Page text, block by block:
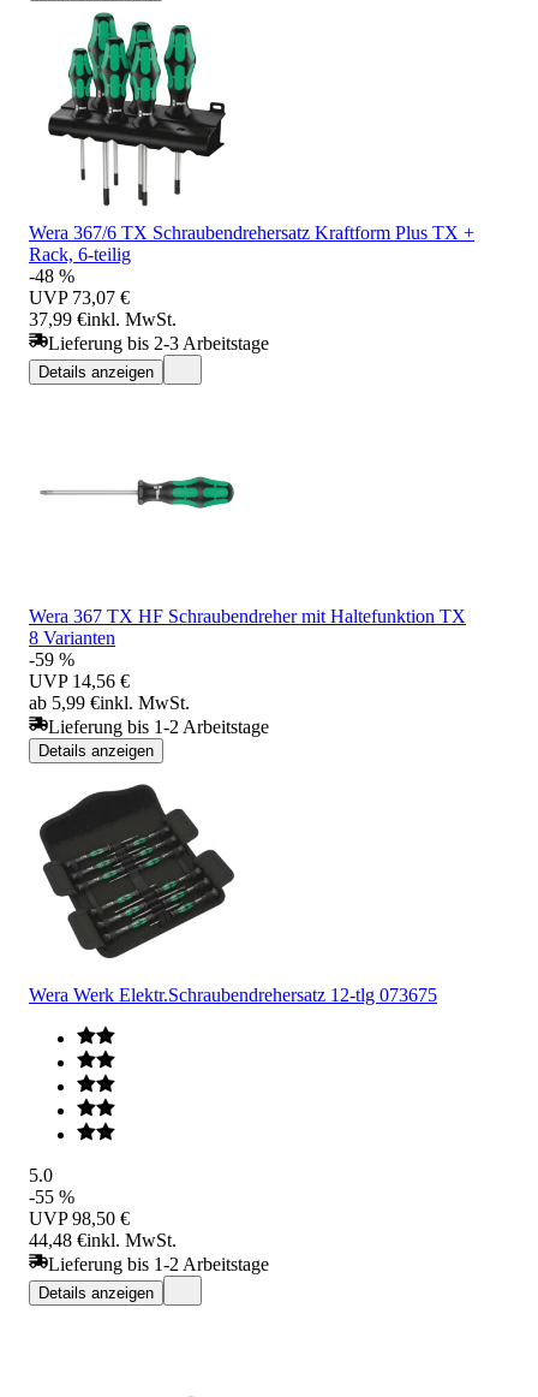
Wera 367/6 TX Schraubendrehersatz Kraftform Plus TX +
Rack, 6-teilig
-48 %
UVP 73,07 €
37,99 €inkl. MwSt.
Lieferung bis 2-3 Arbeitstage
Details anzeigen
Wera 367 TX HF Schraubendreher mit Haltefunktion TX
8 Varianten
-59 %
UVP 14,56 €
ab 5,99 €inkl. MwSt.
Lieferung bis 1-2 Arbeitstage
Details anzeigen
Wera Werk Elektr.Schraubendrehersatz 12-tlg 073675
5.0
-55 %
UVP 98,50 €
44,48 €inkl. MwSt.
Lieferung bis 1-2 Arbeitstage
Details anzeigen